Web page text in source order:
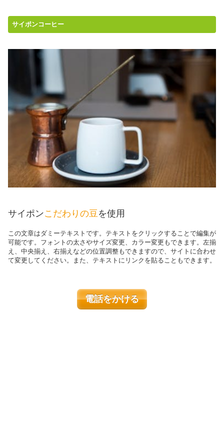
サイポンコーヒー
サイポンこだわりの豆を使用
この文章はダミーテキストです。テキストをクリックすることで編集が
可能です。フォントの太さやサイズ変更、カラー変更もできます。左揃
え、中央揃え、右揃えなどの位置調整もできますので、サイトに合わせ
て変更してください。また、テキストにリンクを貼ることもできます。
電話をかける